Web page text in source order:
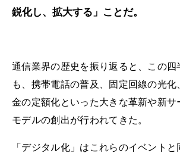
鋭化し、拡大する」ことだ。
通信業界の歴史を振り返ると、この四
も、携帯電話の普及、固定回線の光
金の定額化といった大きな革新や新サ
モデルの創出が行われてきた。
「デジタル化」はこれらのイベント